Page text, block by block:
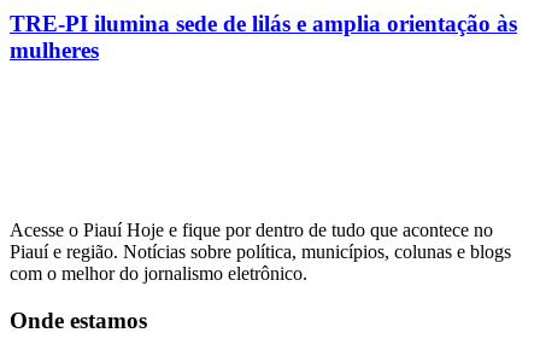
TRE-PI ilumina sede de lilás e amplia orientação às
mulheres
Acesse o Piauí Hoje e fique por dentro de tudo que acontece no
Piauí e região. Notícias sobre política, municípios, colunas e blogs
com o melhor do jornalismo eletrônico.
Onde estamos